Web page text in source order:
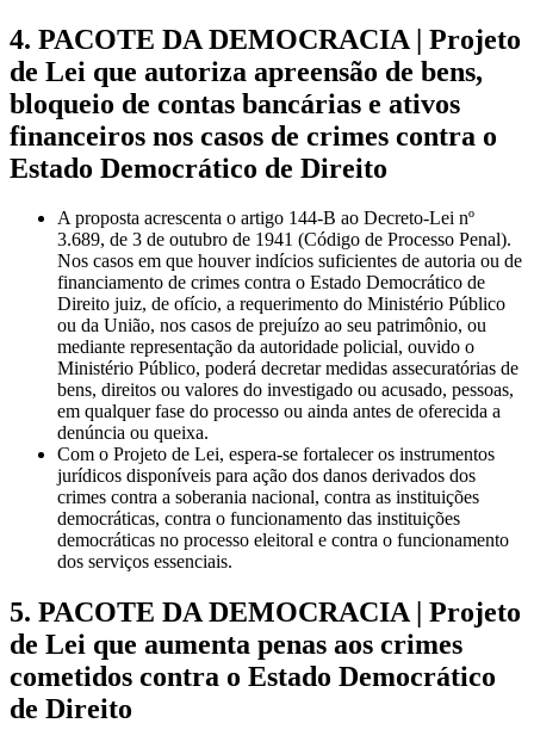
4. PACOTE DA DEMOCRACIA | Projeto
de Lei que autoriza apreensão de bens,
bloqueio de contas bancárias e ativos
financeiros nos casos de crimes contra o
Estado Democrático de Direito
A proposta acrescenta o artigo 144-B ao Decreto-Lei nº
3.689, de 3 de outubro de 1941 (Código de Processo Penal).
Nos casos em que houver indícios suficientes de autoria ou de
financiamento de crimes contra o Estado Democrático de
Direito juiz, de ofício, a requerimento do Ministério Público
ou da União, nos casos de prejuízo ao seu patrimônio, ou
mediante representação da autoridade policial, ouvido o
Ministério Público, poderá decretar medidas assecuratórias de
bens, direitos ou valores do investigado ou acusado, pessoas,
em qualquer fase do processo ou ainda antes de oferecida a
denúncia ou queixa.
Com o Projeto de Lei, espera-se fortalecer os instrumentos
jurídicos disponíveis para ação dos danos derivados dos
crimes contra a soberania nacional, contra as instituições
democráticas, contra o funcionamento das instituições
democráticas no processo eleitoral e contra o funcionamento
dos serviços essenciais.
5. PACOTE DA DEMOCRACIA | Projeto
de Lei que aumenta penas aos crimes
cometidos contra o Estado Democrático
de Direito